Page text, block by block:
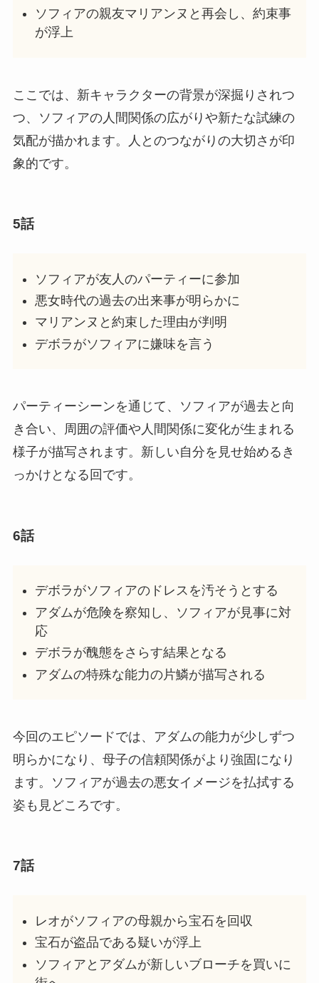
ソフィアの親友マリアンヌと再会し、約束事
が浮上
ここでは、新キャラクターの背景が深掘りされつ
つ、ソフィアの人間関係の広がりや新たな試練の
気配が描かれます。人とのつながりの大切さが印
象的です。
5話
ソフィアが友人のパーティーに参加
悪女時代の過去の出来事が明らかに
マリアンヌと約束した理由が判明
デボラがソフィアに嫌味を言う
パーティーシーンを通じて、ソフィアが過去と向
き合い、周囲の評価や人間関係に変化が生まれる
様子が描写されます。新しい自分を見せ始めるき
っかけとなる回です。
6話
デボラがソフィアのドレスを汚そうとする
アダムが危険を察知し、ソフィアが見事に対
応
デボラが醜態をさらす結果となる
アダムの特殊な能力の片鱗が描写される
今回のエピソードでは、アダムの能力が少しずつ
明らかになり、母子の信頼関係がより強固になり
ます。ソフィアが過去の悪女イメージを払拭する
姿も見どころです。
7話
レオがソフィアの母親から宝石を回収
宝石が盗品である疑いが浮上
ソフィアとアダムが新しいブローチを買いに